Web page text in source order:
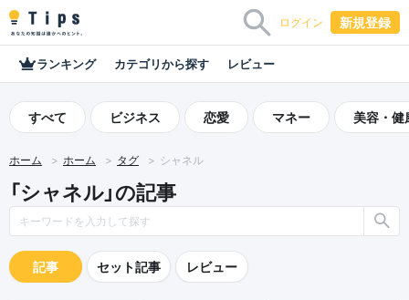
ログイン 新規登録
ランキング カテゴリから探す レビュー
すべて ビジネス 恋愛 マネー 美容・健
ホーム ホーム タグ シャネル
「シャネル」の記事
記事 セット記事 レビュー